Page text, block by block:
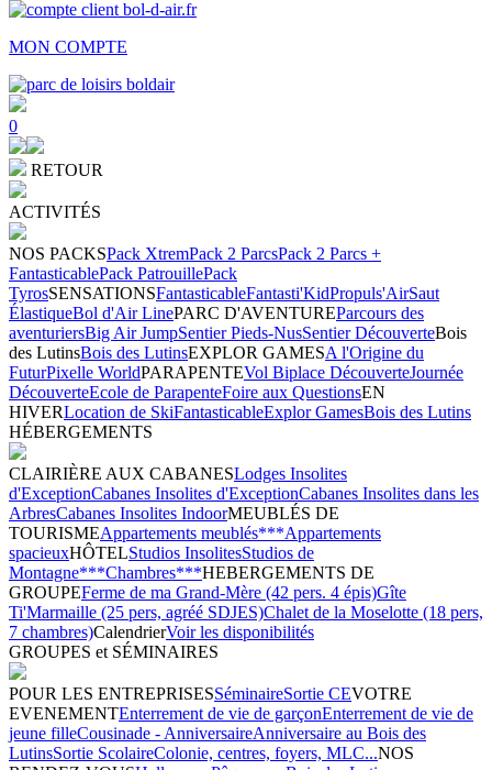
MON COMPTE
0
RETOUR
ACTIVITÉS
NOS PACKSPack XtremPack 2 ParcsPack 2 Parcs +
FantasticablePack PatrouillePack
TyrosSENSATIONSFantasticableFantasti'KidPropuls'AirSaut
ÉlastiqueBol d'Air LinePARC D'AVENTUREParcours des
aventuriersBig Air JumpSentier Pieds-NusSentier DécouverteBois
des LutinsBois des LutinsEXPLOR GAMESA l'Origine du
FuturPixelle WorldPARAPENTEVol Biplace DécouverteJournée
DécouverteEcole de ParapenteFoire aux QuestionsEN
HIVERLocation de SkiFantasticableExplor GamesBois des Lutins
HÉBERGEMENTS
CLAIRIÈRE AUX CABANESLodges Insolites
d'ExceptionCabanes Insolites d'ExceptionCabanes Insolites dans les
ArbresCabanes Insolites IndoorMEUBLÉS DE
TOURISMEAppartements meublés***Appartements
spacieuxHÔTELStudios InsolitesStudios de
Montagne***Chambres***HEBERGEMENTS DE
GROUPEFerme de ma Grand-Mère (42 pers. 4 épis)Gîte
Ti'Marmaille (25 pers, agréé SDJES)Chalet de la Moselotte (18 pers,
7 chambres)CalendrierVoir les disponibilités
GROUPES et SÉMINAIRES
POUR LES ENTREPRISESSéminaireSortie CEVOTRE
EVENEMENTEnterrement de vie de garçonEnterrement de vie de
jeune filleCousinade - AnniversaireAnniversaire au Bois des
LutinsSortie ScolaireColonie, centres, foyers, MLC...NOS